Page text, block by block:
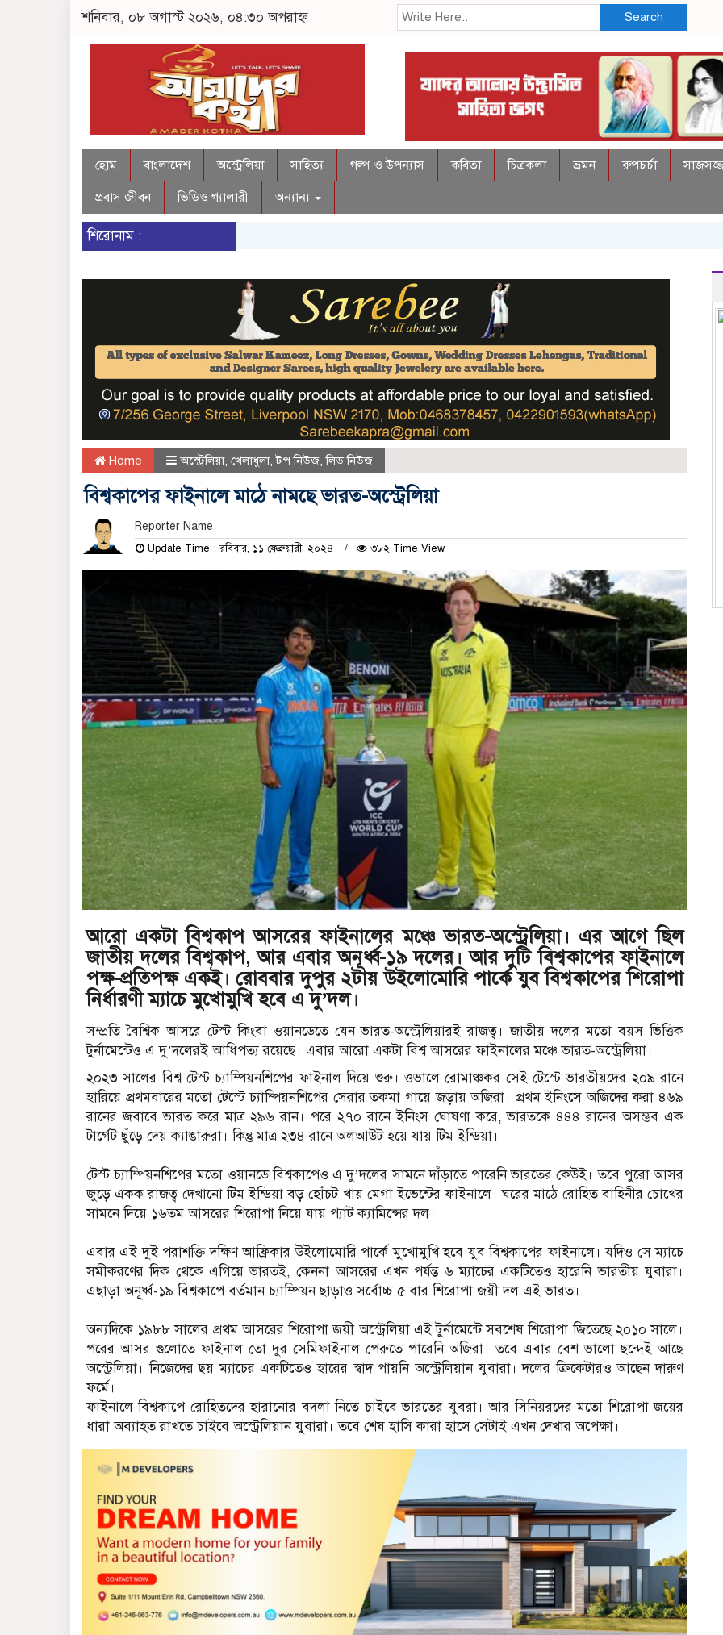
শনিবার, ০৮ অগাস্ট ২০২৬, ০৪:৩০ অপরাহ্ন Search
হোম বাংলাদেশ অস্ট্রেলিয়া সাহিত্য গল্প ও উপন্যাস কবিতা চিত্রকলা ভ্রমন রুপচর্চা
প্রবাস জীবন
ভিডিও গ্যালারী অন্যান্য
শিরোনাম :
Home অস্ট্রেলিয়া, খেলাধুলা,টপ নিউজ,লিড নিউজ
বিশ্বকাপের ফাইনালে মাঠে নামছে ভারত-অস্ট্রেলিয়া
Reporter Name
Update Time : রবিবার, ১১ ফেব্রুয়ারী, ২০২৪ ৩৮২ Time View
আরো একটা বিশ্বকাপ আসরের ফাইনালের মঞ্চে ভারত-অস্ট্রেলিয়া। এর আগে ছিল
জাতীয় দলের বিশ্বকাপ, আর এবার অনূর্ধ্ব-১৯ দলের। আর দুটি বিশ্বকাপের ফাইনালে
পক্ষ-প্রতিপক্ষ একই। রোববার দুপুর ২টায় উইলোমোরি পার্কে যুব বিশ্বকাপের শিরোপা
নির্ধারণী ম্যাচে মুখোমুখি হবে এ দু’দল।
সম্প্রতি বৈশ্বিক আসরে টেস্ট কিংবা ওয়ানডেতে যেন ভারত-অস্ট্রেলিয়ারই রাজত্ব। জাতীয় দলের মতো বয়স ভিত্তিক
টুর্নামেন্টেও এ দু’দলেরই আধিপত্য রয়েছে। এবার আরো একটা বিশ্ব আসরের ফাইনালের মঞ্চে ভারত-অস্ট্রেলিয়া।
২০২৩ সালের বিশ্ব টেস্ট চ্যাম্পিয়নশিপের ফাইনাল দিয়ে শুরু। ওভালে রোমাঞ্চকর সেই টেস্টে ভারতীয়দের ২০৯ রানে
হারিয়ে প্রথমবারের মতো টেস্টে চ্যাম্পিয়নশিপের সেরার তকমা গায়ে জড়ায় অজিরা। প্রথম ইনিংসে অজিদের করা ৪৬৯
রানের জবাবে ভারত করে মাত্র ২৯৬ রান। পরে ২৭০ রানে ইনিংস ঘোষণা করে, ভারতকে ৪৪৪ রানের অসম্ভব এক
টার্গেট ছুঁড়ে দেয় ক্যাঙারুরা। কিন্তু মাত্র ২৩৪ রানে অলআউট হয়ে যায় টিম ইন্ডিয়া।
টেস্ট চ্যাম্পিয়নশিপের মতো ওয়ানডে বিশ্বকাপেও এ দু’দলের সামনে দাঁড়াতে পারেনি ভারতের কেউই। তবে পুরো আসর
জুড়ে একক রাজত্ব দেখানো টিম ইন্ডিয়া বড় হোঁচট খায় মেগা ইভেন্টের ফাইনালে। ঘরের মাঠে রোহিত বাহিনীর চোখের
সামনে দিয়ে ১৬তম আসরের শিরোপা নিয়ে যায় প্যাট ক্যামিন্সের দল।
এবার এই দুই পরাশক্তি দক্ষিণ আফ্রিকার উইলোমোরি পার্কে মুখোমুখি হবে যুব বিশ্বকাপের ফাইনালে। যদিও সে ম্যাচে
সমীকরণের দিক থেকে এগিয়ে ভারতই, কেননা আসরের এখন পর্যন্ত ৬ ম্যাচের একটিতেও হারেনি ভারতীয় যুবারা।
এছাড়া অনূর্ধ্ব-১৯ বিশ্বকাপে বর্তমান চ্যাম্পিয়ন ছাড়াও সর্বোচ্চ ৫ বার শিরোপা জয়ী দল এই ভারত।
অন্যদিকে ১৯৮৮ সালের প্রথম আসরের শিরোপা জয়ী অস্ট্রেলিয়া এই টুর্নামেন্টে সবশেষ শিরোপা জিতেছে ২০১০ সালে।
পরের আসর গুলোতে ফাইনাল তো দুর সেমিফাইনাল পেরুতে পারেনি অজিরা। তবে এবার বেশ ভালো ছন্দেই আছে
অস্ট্রেলিয়া। নিজেদের ছয় ম্যাচের একটিতেও হারের স্বাদ পায়নি অস্ট্রেলিয়ান যুবারা। দলের ক্রিকেটারও আছেন দারুণ
ফর্মে।
ফাইনালে বিশ্বকাপে রোহিতদের হারানোর বদলা নিতে চাইবে ভারতের যুবরা। আর সিনিয়রদের মতো শিরোপা জয়ের
ধারা অব্যাহত রাখতে চাইবে অস্ট্রেলিয়ান যুবারা। তবে শেষ হাসি কারা হাসে সেটাই এখন দেখার অপেক্ষা।